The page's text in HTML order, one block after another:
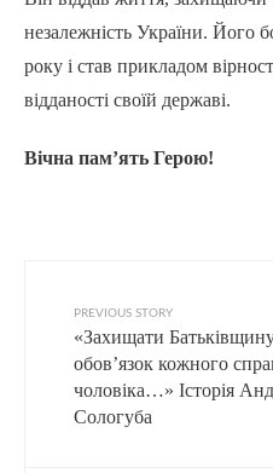
незалежність України. Його
року і став прикладом
відданості своїй державі.
Вічна пам’ять Герою!
PREVIOUS STORY
«Захищати
обов’язок кожного
чоловіка…» Історія
Сологуба